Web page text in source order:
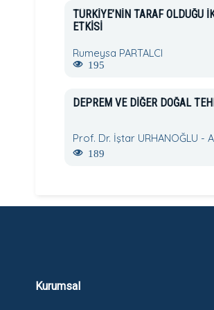
TÜRKİYE’NİN TARAF OLDUĞU
ETKİSİ
Rumeysa PARTALCI
195
DEPREM VE DİĞER DOĞAL
Prof. Dr. İştar URHANOĞLU -
189
Kurumsal